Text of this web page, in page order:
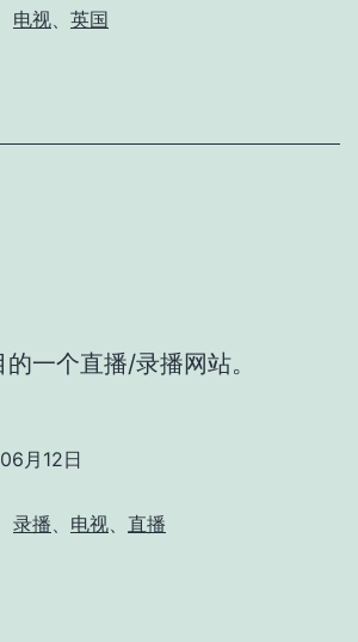
电视 英国
一个直播/录播网站。
月12日
录播 电视 直播